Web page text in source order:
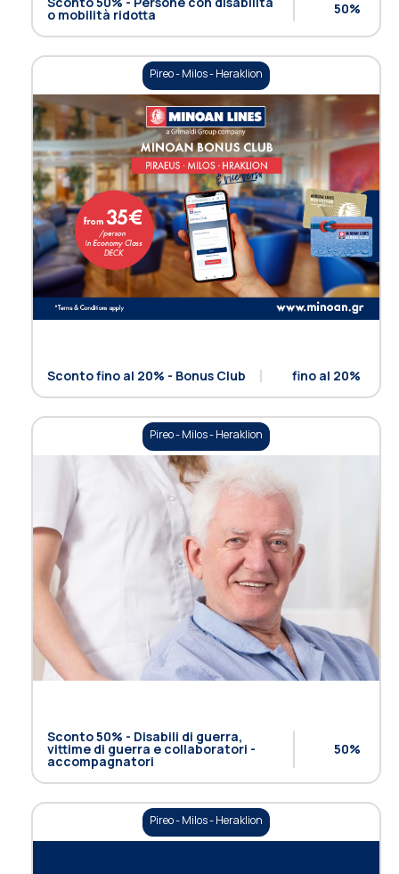
o mobilità ridotta 50%
Pireo - Milos - Heraklion
Sconto fino al 20% - Bonus Club fino al 20%
Pireo - Milos - Heraklion
Sconto 50% - Disabili di guerra,
vittime di guerra e collaboratori -
accompagnatori
50%
Pireo - Milos - Heraklion